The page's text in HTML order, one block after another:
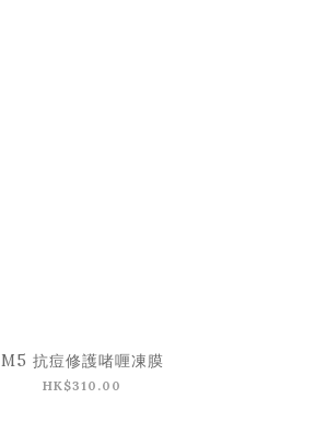
M5 抗痘修護啫喱凍膜
HK$310.00